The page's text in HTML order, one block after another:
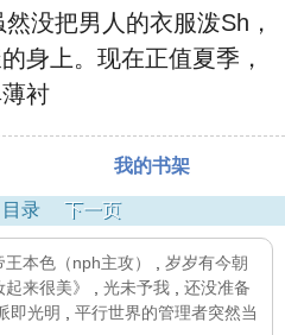
没把男人的衣服泼Sh，
身上。现在正值夏季，
衬
我的书架
目录 下一页
王本色（nph主攻）
岁岁有今朝
起来很美》 光未予我
还没准备
即光明
平行世界的管理者突然当